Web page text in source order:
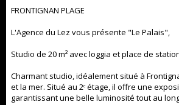
FRONTIGNAN PLAGE
L'Agence du Lez vous présente "Le Palais",
Studio de 20 m² avec loggia et place de
Charmant studio, idéalement situé à
et la mer. Situé au 2ᵉ étage, il offre une
garantissant une belle luminosité tout au